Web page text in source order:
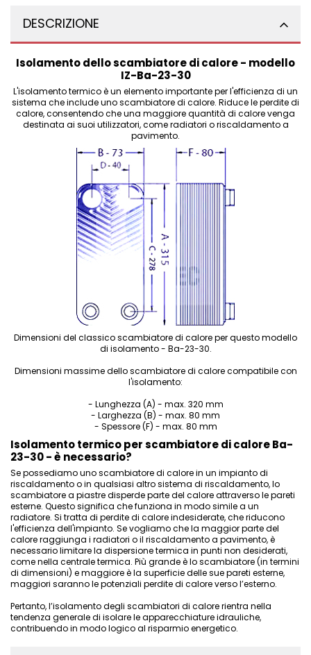
DESCRIZIONE
Isolamento dello scambiatore di calore - modello
IZ-Ba-23-30
L'isolamento termico è un elemento importante per l'efficienza di un
sistema che include uno scambiatore di calore. Riduce le perdite di
calore, consentendo che una maggiore quantità di calore venga
destinata ai suoi utilizzatori, come radiatori o riscaldamento a
pavimento.
Dimensioni del classico scambiatore di calore per questo modello
di isolamento - Ba-23-30.
Dimensioni massime dello scambiatore di calore compatibile con
l'isolamento:
- Lunghezza (A) - max. 320 mm
- Larghezza (B) - max. 80 mm
- Spessore (F) - max. 80 mm
Isolamento termico per scambiatore di calore Ba-
23-30 - è necessario?
Se possediamouno scambiatore di calore in un impianto di
riscaldamentoo in qualsiasi altro sistema di riscaldamento, lo
scambiatore a piastre disperde parte del calore attraverso le pareti
esterne. Questo significa che funziona in modo simile a un
radiatore. Si tratta di perdite di calore indesiderate, che riducono
l'efficienza dell'impianto. Se vogliamo che la maggior parte del
calore raggiunga i radiatori o il riscaldamento a pavimento, è
necessario limitare la dispersione termica in punti non desiderati,
come nella centrale termica. Più grande è lo scambiatore (in termini
di dimensioni) e maggiore è la superficie delle sue pareti esterne,
maggiori saranno le potenziali perdite di calore verso l’esterno.
Pertanto, l’isolamento degli scambiatori di calore rientra nella
tendenza generale di isolare le apparecchiature idrauliche,
contribuendo in modo logico al risparmio energetico.